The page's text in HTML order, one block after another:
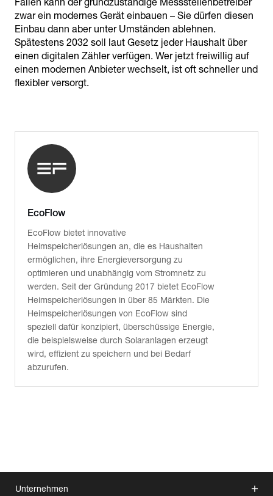
zwar ein modernes Gerät einbauen – Sie dürfen diesen
Einbau dann aber unter Umständen ablehnen.
Spätestens 2032 soll laut Gesetz jeder Haushalt über
einen digitalen Zähler verfügen. Wer jetzt freiwillig auf
einen modernen Anbieter wechselt, ist oft schneller und
flexibler versorgt.
EcoFlow
EcoFlow bietet innovative
Heimspeicherlösungen an, die es Haushalten
ermöglichen, ihre Energieversorgung zu
optimieren und unabhängig vom Stromnetz zu
werden. Seit der Gründung 2017 bietet EcoFlow
Heimspeicherlösungen in über 85 Märkten. Die
Heimspeicherlösungen von EcoFlow sind
speziell dafür konzipiert, überschüssige Energie,
die beispielsweise durch Solaranlagen erzeugt
wird, effizient zu speichern und bei Bedarf
abzurufen.
Unternehmen